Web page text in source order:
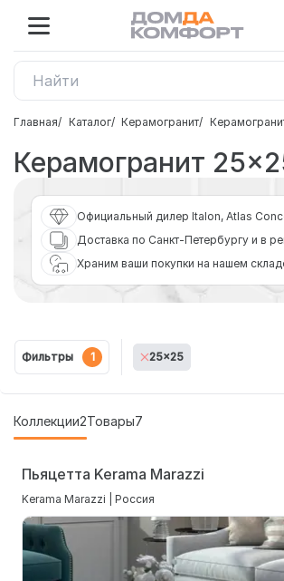
Главная Каталог Керамогранит
Керамогранит
Официальный дилер Italon, Atlas
Доставка по Санкт-Петербургу и в
Храним ваши покупки на нашем
Фильтры 1 25x25
Коллекции2Товары7
Пьяцетта Kerama Marazzi
Kerama Marazzi | Россия